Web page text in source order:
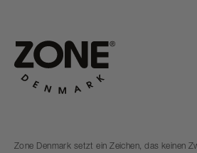
Zone Denmark setzt ein Zeichen, das keinen